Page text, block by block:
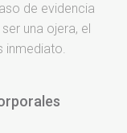
de evidencia
una ojera, el
inmediato.